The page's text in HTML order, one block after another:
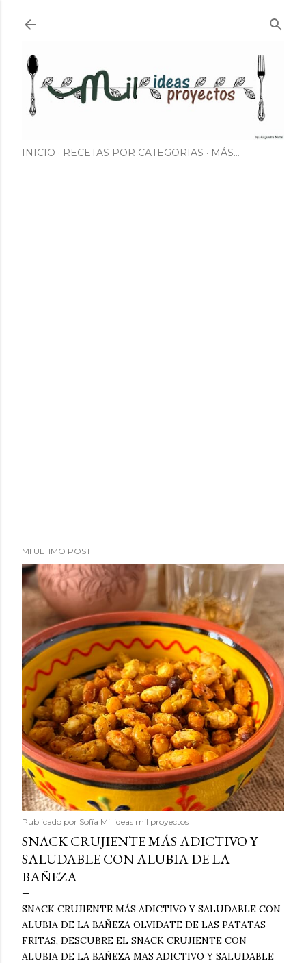
INICIO RECETAS POR CATEGORIAS MÁS…
MI ULTIMO POST
Publicado por Sofía Mil ideas mil proyectos
SNACK CRUJIENTE MÁS ADICTIVO Y
SALUDABLE CON ALUBIA DE LA
BAÑEZA
SNACK CRUJIENTE MÁS ADICTIVO Y SALUDABLE CON
ALUBIA DE LA BAÑEZA OLVIDATE DE LAS PATATAS
FRITAS, DESCUBRE EL SNACK CRUJIENTE CON
ALUBIA DE LA BAÑEZA MAS ADICTIVO Y SALUDABLE